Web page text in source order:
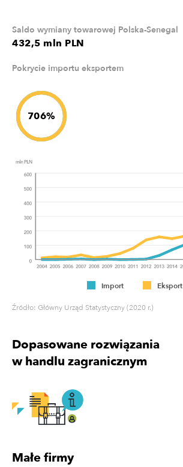
432,5 mln PLN
Saldo wymiany towarowej Polska-Senegal
Pokrycie importu eksportem
706%
Import Eksport
Źródło: Główny Urząd Statystyczny (2020 r.)
Dopasowane rozwiązania
w handlu zagranicznym
Małe firmy